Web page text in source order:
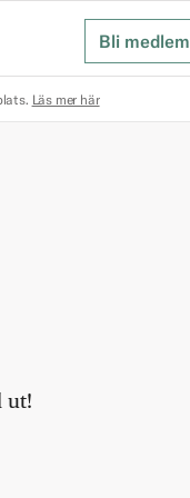
Bli medlem
Läs mer här
ut!